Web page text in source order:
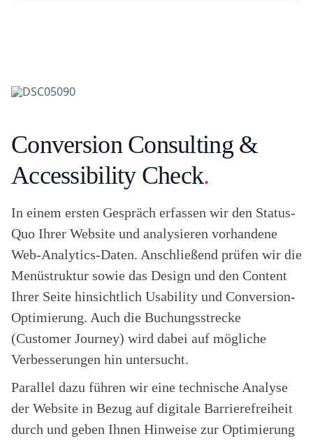
Conversion Consulting &
Accessibility Check.
In einem ersten Gespräch erfassen wir den Status-
Quo Ihrer Website und analysieren vorhandene
Web-Analytics-Daten. Anschließend prüfen wir die
Menüstruktur sowie das Design und den Content
Ihrer Seite hinsichtlich Usability und Conversion-
Optimierung. Auch die Buchungsstrecke
(Customer Journey) wird dabei auf mögliche
Verbesserungen hin untersucht.
Parallel dazu führen wir eine technische Analyse
der Website in Bezug auf digitale Barrierefreiheit
durch und geben Ihnen Hinweise zur Optimierung